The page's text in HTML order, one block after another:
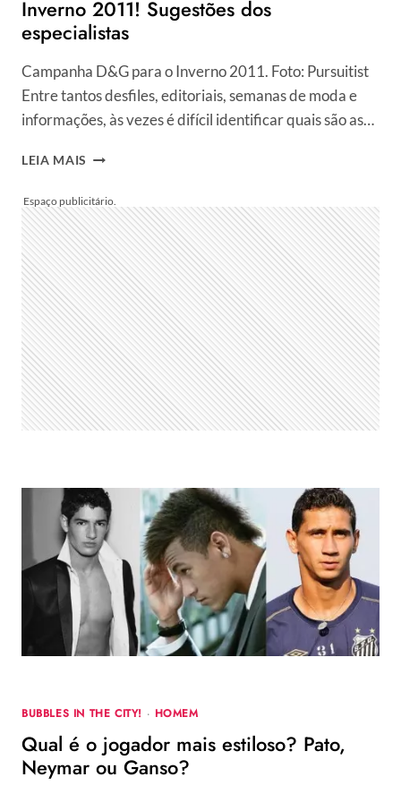
Inverno 2011! Sugestões dos
especialistas
Campanha D&G para o Inverno 2011. Foto: Pursuitist
Entre tantos desfiles, editoriais, semanas de moda e
informações, às vezes é difícil identificar quais são as…
LEIA MAIS SAIBA
HOMENS
VÃO
USAR
NO
INVERNO
2011!
SUGESTÕES
DOS
ESPECIALISTAS
BUBBLES IN THE CITY! · HOMEM
Qual é o jogador mais estiloso? Pato,
Neymar ou Ganso?